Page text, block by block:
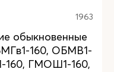
1963
обыкновенные
160, ОБМВ1-
ГМОШ1-160,